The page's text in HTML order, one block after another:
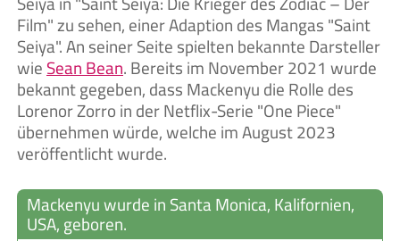
Film" zu sehen, einer Adaption des Mangas "Saint
Seiya". An seiner Seite spielten bekannte Darsteller
wieSean Bean. Bereits im November 2021 wurde
bekannt gegeben, dass Mackenyu die Rolle des
Lorenor Zorro in der Netflix-Serie "One Piece"
übernehmen würde, welche im August 2023
veröffentlicht wurde.
Mackenyu wurde in Santa Monica, Kalifornien,
USA, geboren.